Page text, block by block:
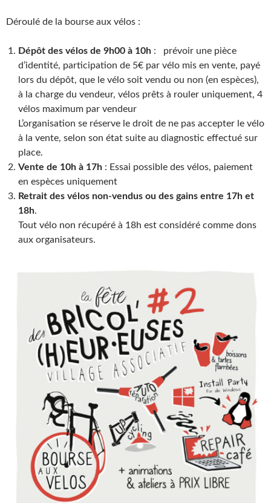
Déroulé de la bourse aux vélos :
Dépôt des vélos de 9h00 à 10h : prévoir une pièce
d’identité, participation de 5€ par vélo mis en vente, payé
lors du dépôt, que le vélo soit vendu ou non (en espèces),
à la charge du vendeur, vélos prêts à rouler uniquement, 4
vélos maximum par vendeur
L’organisation se réserve le droit de ne pas accepter le vélo
à la vente, selon son état suite au diagnostic effectué sur
place.
Vente de 10h à 17h : Essai possible des vélos, paiement
en espèces uniquement
Retrait des vélos non-vendus ou des gains entre 17h et
18h.
Tout vélo non récupéré à 18h est considéré comme dons
aux organisateurs.